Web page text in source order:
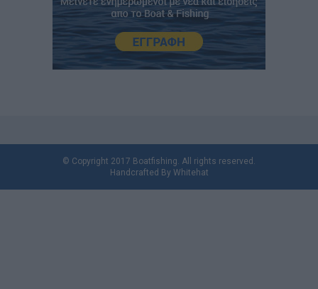
© Copyright 2017 Boatfishing. All rights reserved.
Handcrafted By Whitehat